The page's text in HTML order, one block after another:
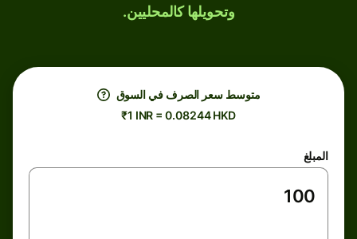
وتحويلها كالمحليين.
متوسط ​​سعر الصرف في السوق
₹1 INR = 0.08244 HKD
المبلغ